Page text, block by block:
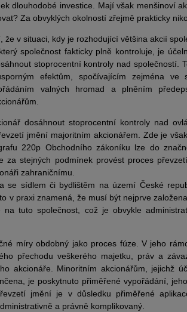
dlouhodobé investice. Mají však menšinoví
Za obvyklých okolností zřejmě prakticky
v situaci, kdy je rozhodující většina akcií
společnost fakticky plně kontroluje, je
stoprocentní kontroly nad společností.
efektům, spočívajícím zejména ve
valných hromad a plněním
dosáhnout stoprocentní kontroly nad
jmění majoritním akcionářem. Zde je
220p Obchodního zákoníku lze do
za stejných podmínek provést proces
zahraničnímu.
se sídlem či bydlištěm na území České
v praxi znamená, že musí být nejprve
tuto společnost, což je obvykle
míry obdobný jako proces fúze. V jeho
přechodu veškerého majetku, práv a
akcionáře. Minoritním akcionářům, jejichž
je poskytnuto přiměřené vypořádání,
jmění je v důsledku přiměřené
a právně komplikovaný.